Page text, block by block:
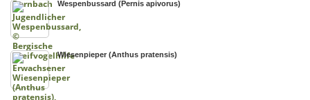
Wespenbussard (Pernis apivorus)
Wiesenpieper (Anthus pratensis)